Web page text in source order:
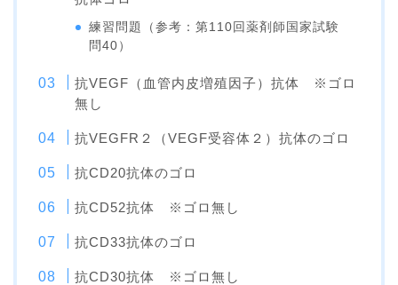
練習問題（参考：第110回薬剤師国家試験
問40）
抗VEGF（血管内皮増殖因子）抗体 ※ゴロ
無し
抗VEGFR２（VEGF受容体２）抗体のゴロ
抗CD20抗体のゴロ
抗CD52抗体 ※ゴロ無し
抗CD33抗体のゴロ
抗CD30抗体 ※ゴロ無し